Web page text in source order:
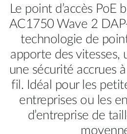
Le point d’accès PoE
AC1750 Wave 2
technologie de
apporte des vitesses,
une sécurité accrues
fil. Idéal pour les
entreprises ou les
d’entreprise de